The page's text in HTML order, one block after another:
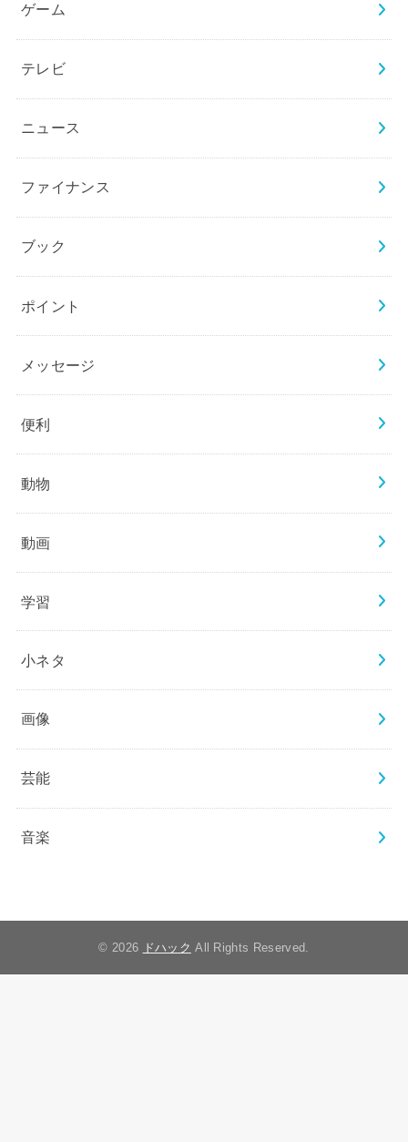
ゲーム
テレビ
ニュース
ファイナンス
ブック
ポイント
メッセージ
便利
動物
動画
学習
小ネタ
画像
芸能
音楽
© 2026 ドハック All Rights Reserved.